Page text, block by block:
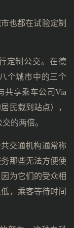
也都在试验定制
定制公交。在德
个城市中的三个
共享乘车公司Via
民载到站点），
的两倍。
交通机构通常称
那些无法方便使
为它们的受众相
，乘客等待时间